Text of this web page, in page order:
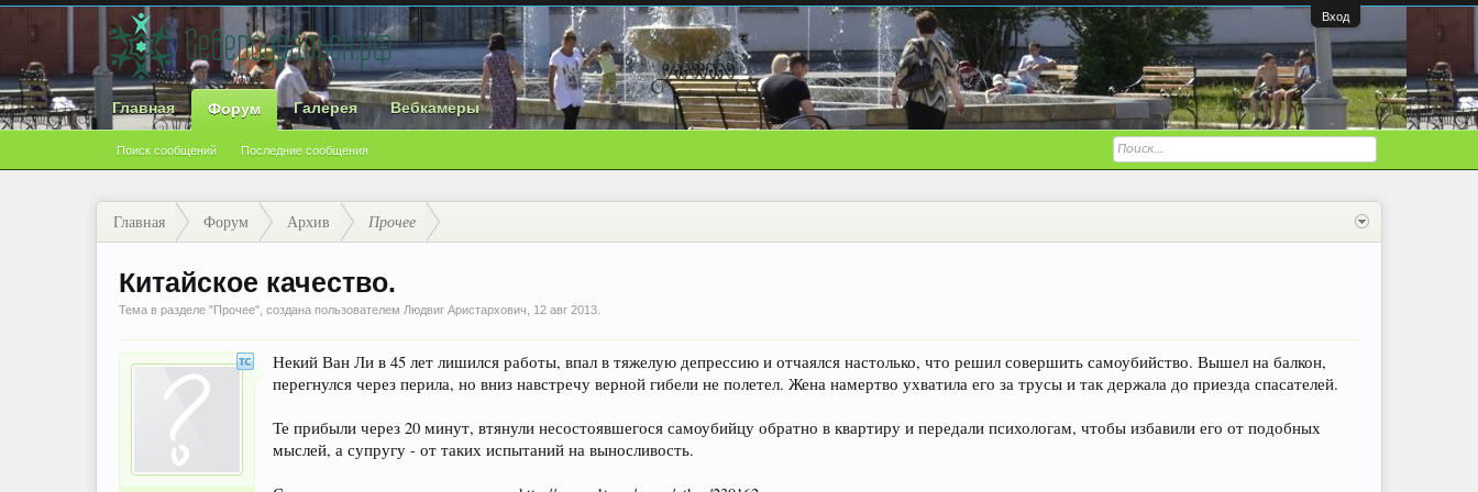
Вход
Главная Форум
Поиск сообщений Последние сообщения
Галерея Вебкамеры
Главная Форум Архив Прочее
Китайское качество.
Тема в разделе "Прочее", создана пользователем Людвиг Аристархович 12 авг 2013
Некий Ван Ли в 45 лет лишился работы, впал в тяжелую депрессию и отчаялся настолько, что решил совершить самоубийство. Вышел на балкон,
перегнулся через перила, но вниз навстречу верной гибели не полетел. Жена намертво ухватила его за трусы и так держала до приезда спасателей.
Те прибыли через 20 минут, втянули несостоявшегося самоубийцу обратно в квартиру и передали психологам, чтобы избавили его от подобных
мыслей, а супругу - от таких испытаний на выносливость.